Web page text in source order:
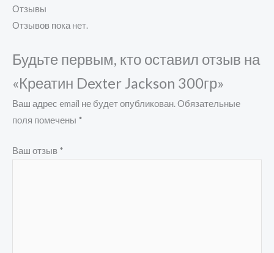
Отзывы
Отзывов пока нет.
Будьте первым, кто оставил отзыв на
«Креатин Dexter Jackson 300гр»
Ваш адрес email не будет опубликован.Обязательные
поля помечены *
Ваш отзыв *